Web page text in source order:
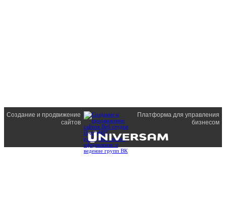
Создание и продвижение
сайтов
Платформа для управления
бизнесом